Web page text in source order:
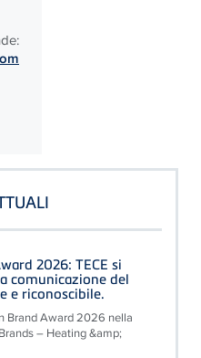
2026: TECE si
comunicazione del
e riconoscibile.
Brand Award 2026 nella
– Heating &amp;